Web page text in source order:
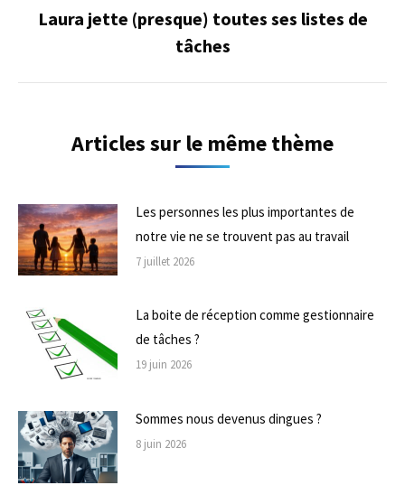
Onglet
suivant
Laura jette (presque) toutes ses listes de
tâches
Articles sur le même thème
Les personnes les plus importantes de
notre vie ne se trouvent pas au travail
7 juillet 2026
La boite de réception comme gestionnaire
de tâches ?
19 juin 2026
Sommes nous devenus dingues ?
8 juin 2026